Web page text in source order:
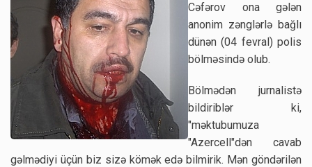
Cəfərov ona gələn
anonim zənglərlə bağlı
dünən (04 fevral) polis
bölməsində olub.
Bölmədən jurnalistə
bildiriblər ki,
"məktubumuza
"Azercell"dən cavab
gəlmədiyi üçün biz sizə kömək edə bilmirik. Mən göndərilən